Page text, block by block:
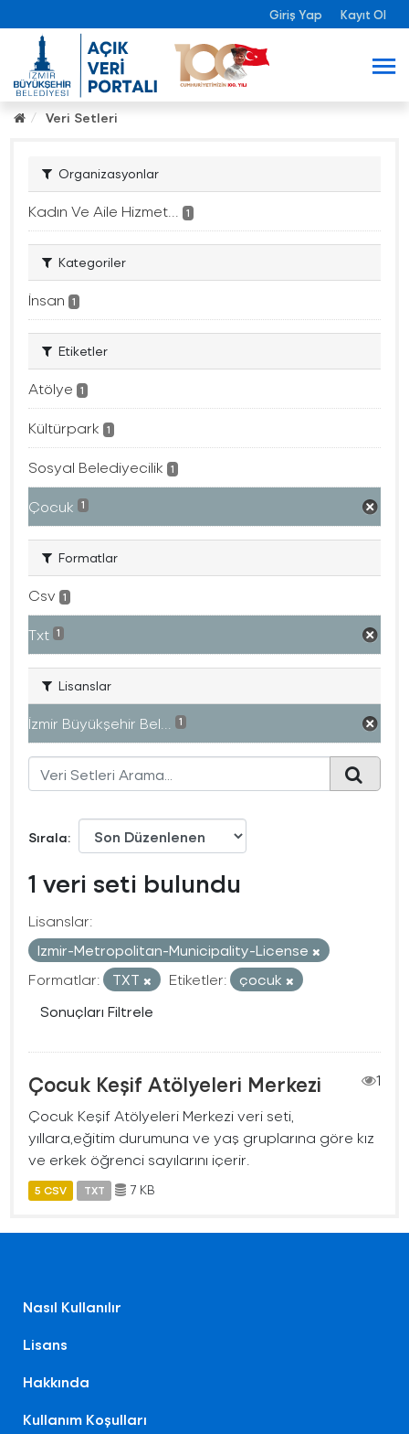
Giriş Yap Kayıt Ol
Veri Setleri
Organizasyonlar
Kadın Ve Aile Hizmet... 1
Kategoriler
İnsan 1
Etiketler
Atölye 1
Kültürpark 1
Sosyal Belediyecilik 1
Çocuk 1
Formatlar
Csv 1
Txt 1
Lisanslar
İzmir Büyükşehir Bel... 1
Sırala
1 veri seti bulundu
Lisanslar:
Izmir-Metropolitan-Municipality-License
Formatlar:
TXT Etiketler:
çocuk
Sonuçları Filtrele
Çocuk Keşif Atölyeleri Merkezi
1
Çocuk Keşif Atölyeleri Merkezi veri seti,
yıllara,eğitim durumuna ve yaş gruplarına göre kız
ve erkek öğrenci sayılarını içerir.
5 CSV TXT 7 KB
Nasıl Kullanılır
Lisans
Hakkında
Kullanım Koşulları